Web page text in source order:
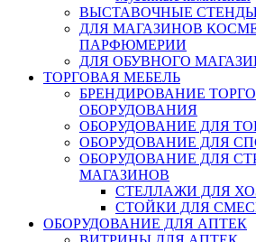
ВЫСТАВОЧНЫЕ
ДЛЯ МАГАЗИНОВ
ПАРФЮМЕРИИ
ДЛЯ ОБУВНОГО
ТОРГОВАЯ МЕБЕЛЬ
БРЕНДИРОВАНИЕ
ОБОРУДОВАНИЯ
ОБОРУДОВАНИЕ ДЛЯ
ОБОРУДОВАНИЕ ДЛЯ
ОБОРУДОВАНИЕ ДЛЯ
МАГАЗИНОВ
СТЕЛЛАЖИ ДЛЯ
СТОЙКИ ДЛЯ
ОБОРУДОВАНИЕ ДЛЯ АПТЕК